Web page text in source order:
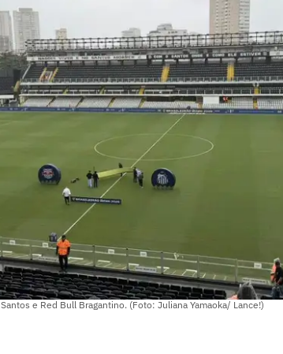
e Red Bull Bragantino. (Foto: Juliana Yamaoka/ Lance!)